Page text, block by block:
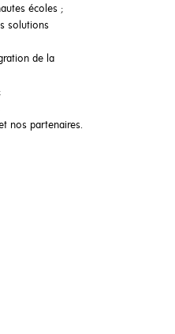
écoles ;
solutions
de la
nos partenaires.